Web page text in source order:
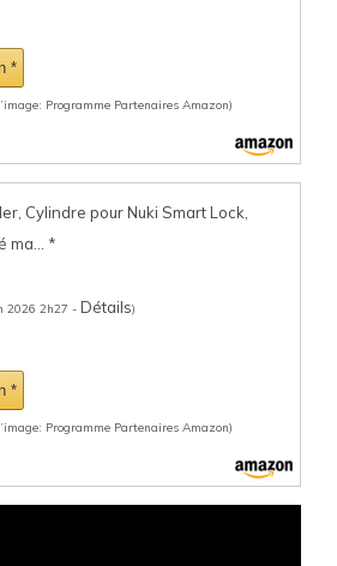
*
Programme Partenaires Amazon)
Cylindre pour Nuki Smart Lock,
ma... *
2026 2h27 - Détails)
*
Programme Partenaires Amazon)